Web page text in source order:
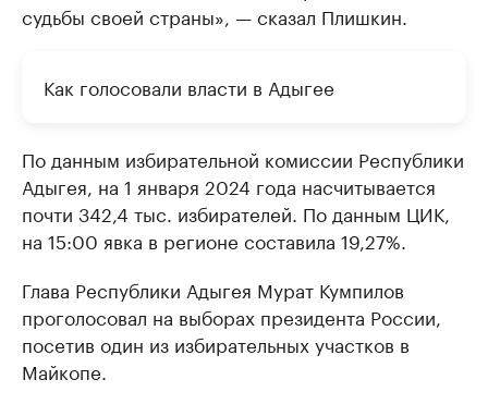
судьбы своей страны», — сказал Плишкин.
Как голосовали власти в Адыгее
По данным избирательной комиссии Республики
Адыгея, на 1 января 2024 года насчитывается
почти 342,4 тыс. избирателей. По данным ЦИК,
на 15:00 явка в регионе составила 19,27%.
Глава Республики Адыгея Мурат Кумпилов
проголосовал на выборах президента России,
посетив один из избирательных участков в
Майкопе.